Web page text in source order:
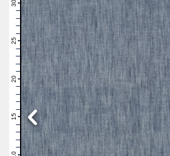
11
12
13
14
16
17
20
21
22
23
25
26
30